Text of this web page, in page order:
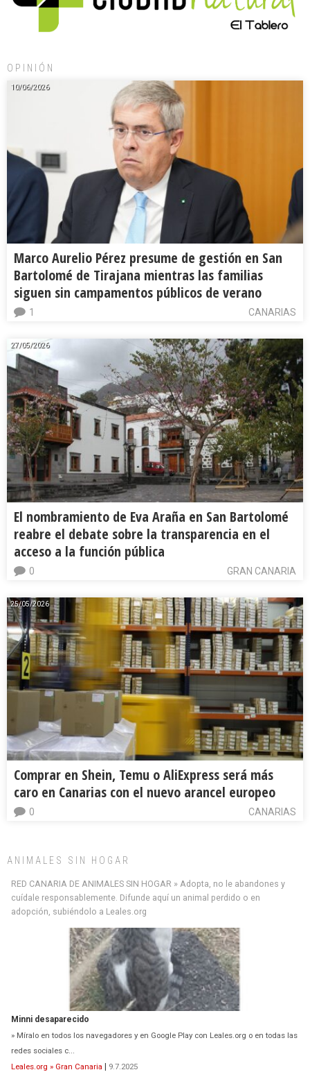
OPINIÓN
10/06/2026
Marco Aurelio Pérez presume de gestión en San
Bartolomé de Tirajana mientras las familias
siguen sin campamentos públicos de verano
CANARIAS
1
27/05/2026
El nombramiento de Eva Araña en San Bartolomé
reabre el debate sobre la transparencia en el
acceso a la función pública
GRAN CANARIA
0
25/05/2026
Comprar en Shein, Temu o AliExpress será más
caro en Canarias con el nuevo arancel europeo
CANARIAS
0
ANIMALES SIN HOGAR
RED CANARIA DE ANIMALES SIN HOGAR » Adopta, no le abandones y
cuídale responsablemente. Difunde aquí un animal perdido o en
adopción, subiéndolo a Leales.org
Minni desaparecido
» Míralo en todos los navegadores y en Google Play con Leales.org o en todas las
redes sociales c...
Leales.org » Gran Canaria | 9.7.2025